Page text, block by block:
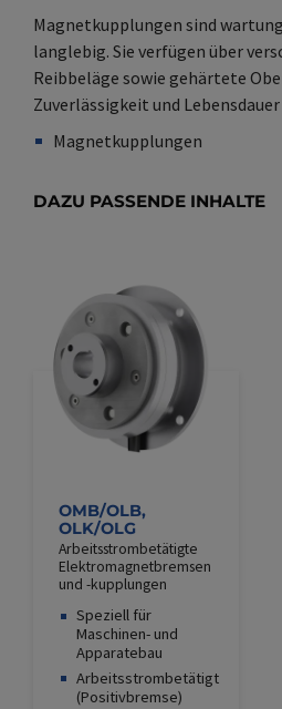
Magnetkupplungen sind
langlebig. Sie verfügen über
Reibbeläge sowie gehärtete
Zuverlässigkeit und
Synonym(e)
Plural(e)
Magnetkupplungen
DAZU PASSENDE INHALTE
OMB/OLB,
OLK/OLG
Arbeitsstrombetätigte
Elektromagnetbremsen
und -kupplungen
Speziell für
Maschinen- und
Apparatebau
Arbeitsstrombetätigt
(Positivbremse)